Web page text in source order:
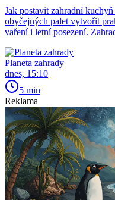
Jak postavit zahradní
obyčejných palet vytvořit
vaření i letní posezení.
Planeta zahrady
dnes, 15:10
5 min
Reklama